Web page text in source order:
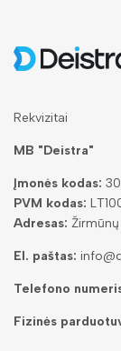
Rekvizitai
MB "Deistra"
Įmonės kodas:
PVM kodas:
Adresas:
El. paštas:
Telefono
Fizinės